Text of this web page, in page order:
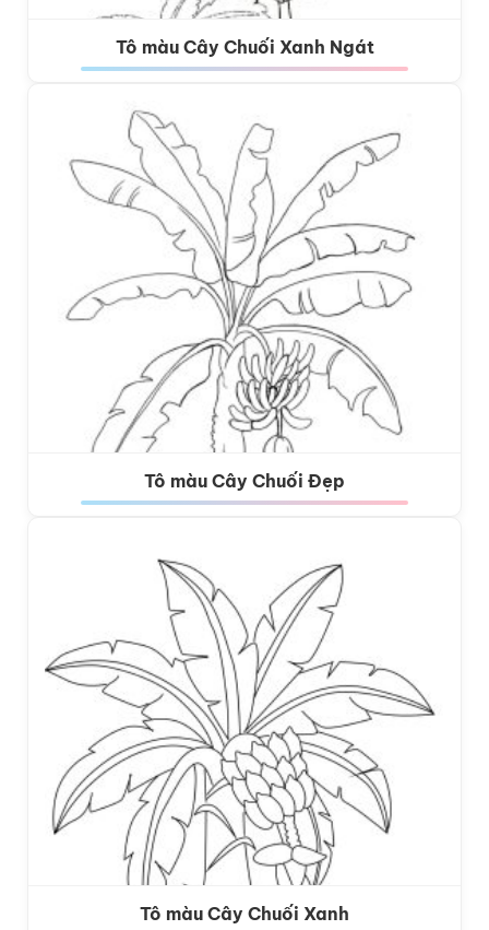
Tô màu Cây Chuối Xanh Ngát
Tô màu Cây Chuối Đẹp
Tô màu Cây Chuối Xanh